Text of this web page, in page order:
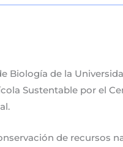
Biología de la
Sustentable por el
de recursos